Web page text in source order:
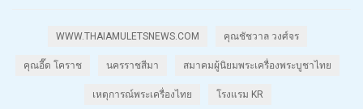
WWW.THAIAMULETSNEWS.COM คุณชัชวาล วงศ์จร
คุณอี๊ด โคราช นครราชสีมา สมาคมผู้นิยมพระเครื่องพระบูชาไทย
เหตุการณ์พระเครื่องไทย โรงแรม KR